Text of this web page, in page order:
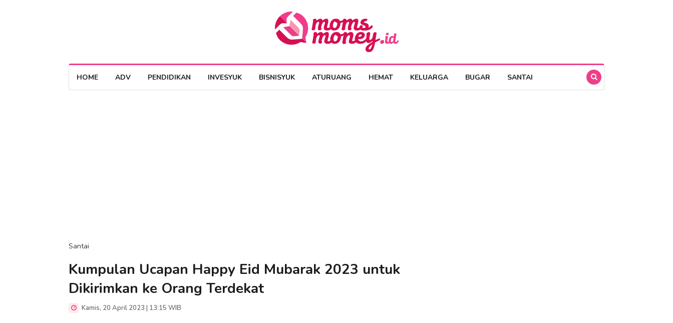
HOME ADV PENDIDIKAN INVESYUK BISNISYUK ATURUANG HEMAT KELUARGA BUGAR SANTAI
Santai
Kumpulan Ucapan Happy Eid Mubarak 2023 untuk
Dikirimkan ke Orang Terdekat
Kamis, 20 April 2023 | 13:15 WIB